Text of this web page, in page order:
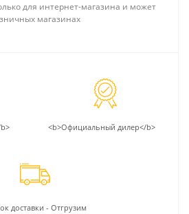
для интернет-магазина и может
магазинах
<b>Официальный дилер</b>
доставки - Отгрузим